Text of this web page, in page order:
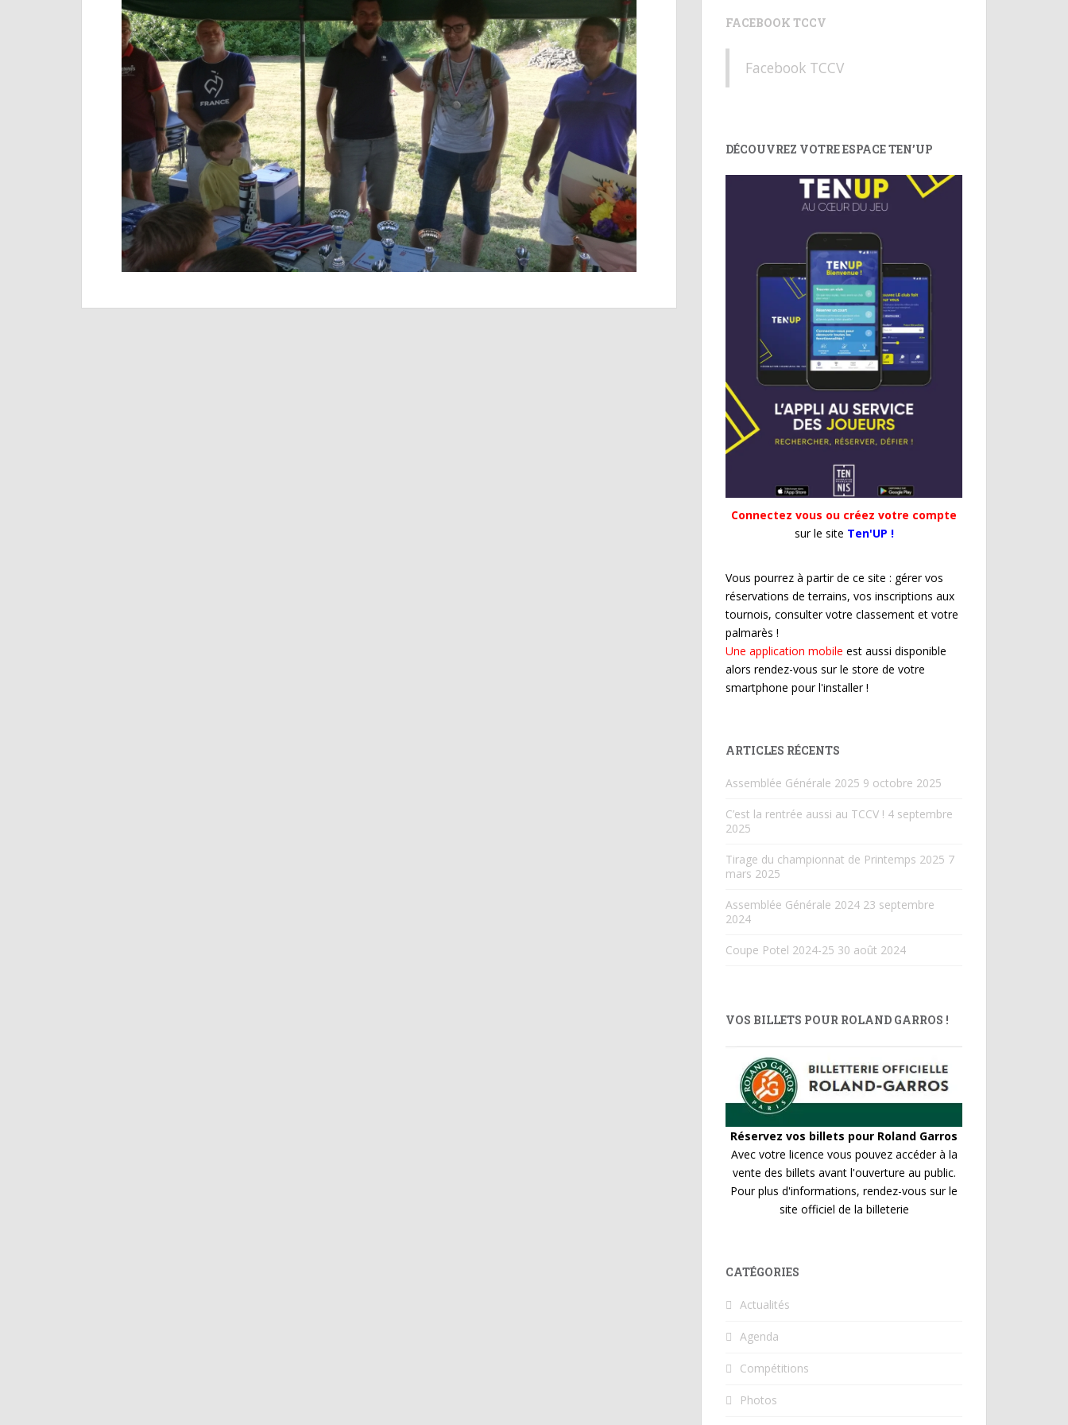
FACEBOOK TCCV
Facebook TCCV
DÉCOUVREZ VOTRE ESPACE TEN’UP
Connectez vous ou créez votre compte
sur le site Ten'UP !
Vous pourrez à partir de ce site : gérer vos
réservations de terrains, vos inscriptions aux
tournois, consulter votre classement et votre
palmarès !
Une application mobile est aussi disponible
alors rendez-vous sur le store de votre
smartphone pour l'installer !
ARTICLES RÉCENTS
Assemblée Générale 2025 9 octobre 2025
C’est la rentrée aussi au TCCV ! 4 septembre
2025
Tirage du championnat de Printemps 2025 7
mars 2025
Assemblée Générale 2024 23 septembre
2024
Coupe Potel 2024-25 30 août 2024
VOS BILLETS POUR ROLAND GARROS !
Réservez vos billets pour Roland Garros
Avec votre licence vous pouvez accéder à la
vente des billets avant l'ouverture au public.
Pour plus d'informations, rendez-vous sur le
site officiel de la billeterie
CATÉGORIES
Actualités
Agenda
Compétitions
Photos